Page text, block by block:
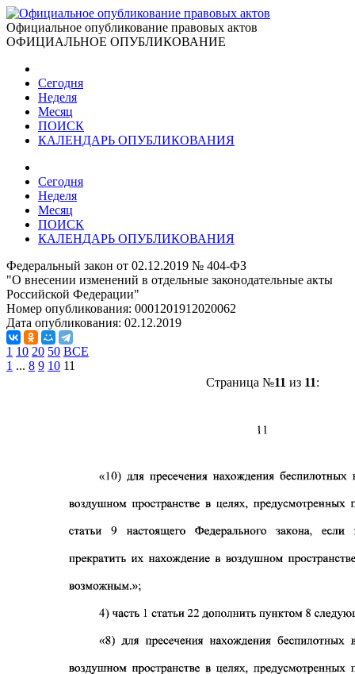
Официальное опубликование правовых актов
ОФИЦИАЛЬНОЕ ОПУБЛИКОВАНИЕ
Сегодня
Неделя
Месяц
ПОИСК
КАЛЕНДАРЬ ОПУБЛИКОВАНИЯ
Сегодня
Неделя
Месяц
ПОИСК
КАЛЕНДАРЬ ОПУБЛИКОВАНИЯ
Федеральный закон от 02.12.2019 № 404-ФЗ
"О внесении изменений в отдельные законодательные акты
Российской Федерации"
Номер опубликования: 0001201912020062
Дата опубликования: 02.12.2019
1 10 20 50 ВСЕ
1 ... 8 9 10 11
Страница №11 из 11: